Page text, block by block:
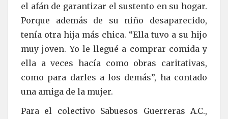
el afán de garantizar el sustento en su hogar.
Porque además de su niño desaparecido,
tenía otra hija más chica. “Ella tuvo a su hijo
muy joven. Yo le llegué a comprar comida y
ella a veces hacía como obras caritativas,
como para darles a los demás”, ha contado
una amiga de la mujer.
Para el colectivo Sabuesos Guerreras A.C.,